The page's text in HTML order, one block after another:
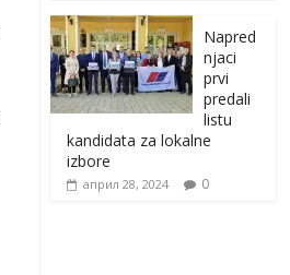
Napred
njaci
prvi
predali
listu
kandidata za lokalne
izbore
април 28, 2024 0